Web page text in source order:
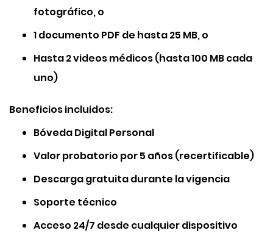
fotográfico, o
1 documento PDF de hasta 25 MB, o
Hasta 2 videos médicos (hasta 100 MB cada
uno)
Beneficios incluidos:
Bóveda Digital Personal
Valor probatorio por 5 años (recertificable)
Descarga gratuita durante la vigencia
Soporte técnico
Acceso 24/7 desde cualquier dispositivo